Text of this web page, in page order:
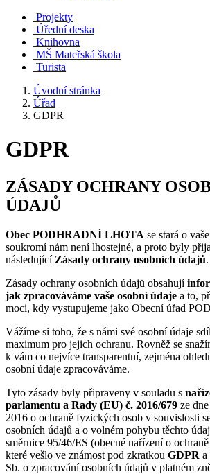
Projekty
Úřední deska
Knihovna
MŠ Mateřská škola
Turista
Úvodní stránka
Úřad
GDPR
GDPR
ZÁSADY OCHRANY
ÚDAJŮ
Obec PODHRADNÍ LHOTA se stará o
soukromí nám není lhostejné, a proto byly
následující Zásady ochrany osobních údajů.
Zásady ochrany osobních údajů obsahují
jak zpracováváme vaše osobní údaje a to,
moci, kdy vystupujeme jako Obecní úřad
Vážíme si toho, že s námi své osobní údaje
maximum pro jejich ochranu. Rovněž se
k vám co nejvíce transparentní, zejména
osobní údaje zpracováváme.
Tyto zásady byly připraveny v souladu s
parlamentu a Rady (EU) č. 2016/679 ze
2016 o ochraně fyzických osob v souvislosti
osobních údajů a o volném pohybu těchto
směrnice 95/46/ES (obecné nařízení o
které vešlo ve známost pod zkratkou GDPR a
Sb. o zpracování osobních údajů v platném